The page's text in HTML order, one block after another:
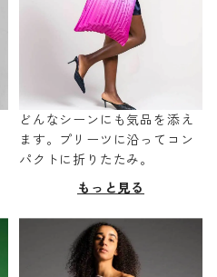
どんなシーンにも気品を添え
ます。プリーツに沿ってコン
パクトに折りたたみ。
もっと見る